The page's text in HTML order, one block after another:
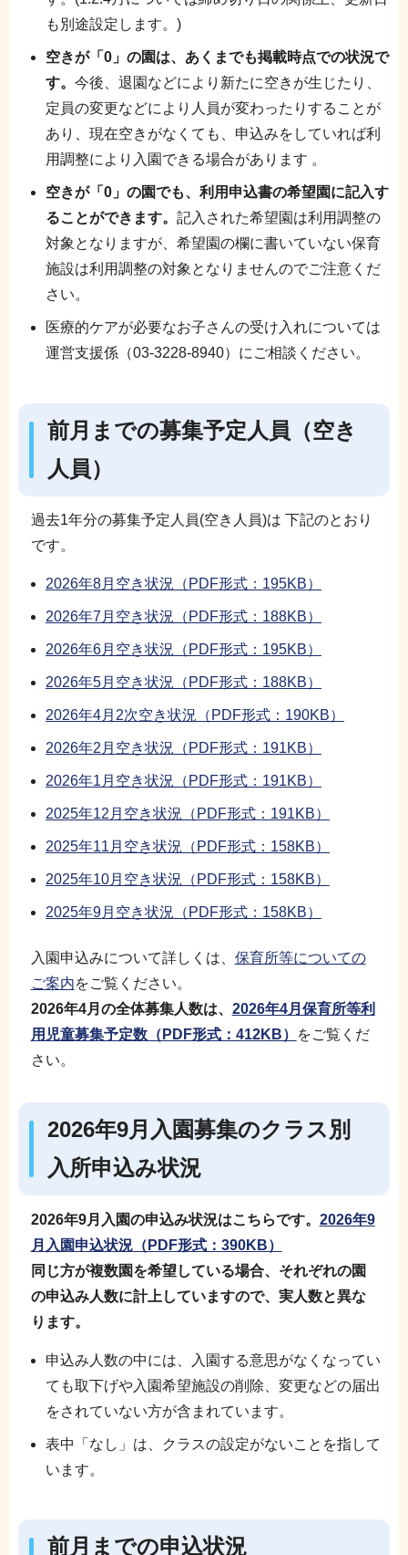
も別途設定します。)
空きが「0」の園は、あくまでも掲載時点での状況で
す。 今後、退園などにより新たに空きが生じたり、
定員の変更などにより人員が変わったりすることが
あり、現在空きがなくても、申込みをしていれば利
用調整により入園できる場合があります 。
空きが「0」の園でも、利用申込書の希望園に記入す
ることができます。 記入された希望園は利用調整の
対象となりますが、希望園の欄に書いていない保育
施設は利用調整の対象となりませんのでご注意くだ
さい。
医療的ケアが必要なお子さんの受け入れについては
運営支援係（03-3228-8940）にご相談ください。
前月までの募集予定人員（空き
人員）
過去1年分の募集予定人員(空き人員)は 下記のとおり
です。
2026年8月空き状況（PDF形式：195KB）
2026年7月空き状況（PDF形式：188KB）
2026年6月空き状況（PDF形式：195KB）
2026年5月空き状況（PDF形式：188KB）
2026年4月2次空き状況（PDF形式：190KB）
2026年2月空き状況（PDF形式：191KB）
2026年1月空き状況（PDF形式：191KB）
2025年12月空き状況（PDF形式：191KB）
2025年11月空き状況（PDF形式：158KB）
2025年10月空き状況（PDF形式：158KB）
2025年9月空き状況（PDF形式：158KB）
入園申込みについて詳しくは、 保育所等についての
ご案内をご覧ください。
2026年4月の全体募集人数は、 2026年4月保育所等利
用児童募集予定数（PDF形式：412KB）
をご覧くだ
さい。
2026年9月入園募集のクラス別
入所申込み状況
2026年9月入園の申込み状況はこちらです。 2026年9
月入園申込状況（PDF形式：390KB）
同じ方が複数園を希望している場合、それぞれの園
の申込み人数に計上していますので、実人数と異な
ります。
申込み人数の中には、入園する意思がなくなってい
ても取下げや入園希望施設の削除、変更などの届出
をされていない方が含まれています。
表中「なし」は、クラスの設定がないことを指して
います。
前月までの申込状況